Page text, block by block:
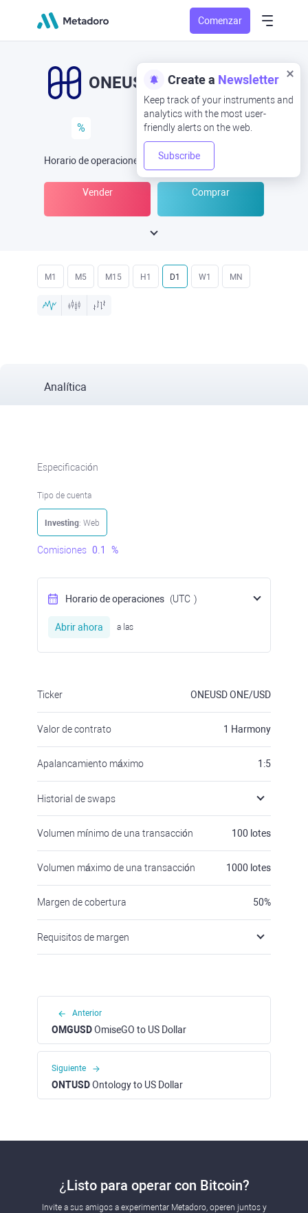
Comenzar
Create a Newsletter
Keep track of your instruments and
analytics with the most user-
friendly alerts on the web.
Subscribe
ONEUSD ONE/USD
%
Horario de operaciones (UTC) -Abrir ahora
Vender Comprar
M1 M5 M15 H1 D1 W1 MN
Analítica
Especificación
Tipo de cuenta
Investing: Web
Comisiones 0.1 %
Horario de operaciones (UTC )
Abrir ahora a las
Ticker ONEUSDONE/USD
Valor de contrato 1 Harmony
Apalancamiento máximo 1:5
Historial de swaps
Volumen mínimo de una transacción 100 lotes
Volumen máximo de una transacción 1000 lotes
Margen de cobertura 50%
Requisitos de margen
Anterior
OMGUSDOmiseGO to US Dollar
Siguiente
ONTUSDOntology to US Dollar
¿Listo para operar con Bitcoin?
Invite a sus amigos a experimentar Metadoro, operen juntos y